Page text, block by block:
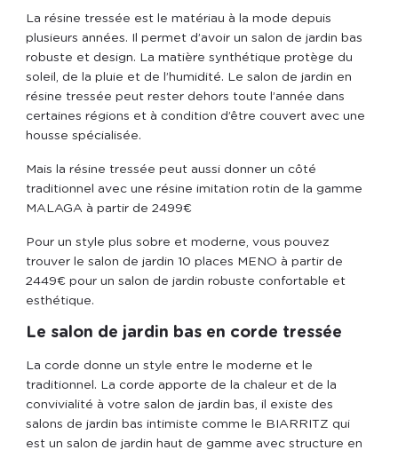
La résine tressée est le matériau à la mode depuis
plusieurs années. Il permet d’avoir un salon de jardin bas
robuste et design. La matière synthétique protège du
soleil, de la pluie et de l’humidité. Le salon de jardin en
résine tressée peut rester dehors toute l’année dans
certaines régions et à condition d’être couvert avec une
housse spécialisée.
Mais la résine tressée peut aussi donner un côté
traditionnel avec une résine imitation rotin de la gamme
MALAGA à partir de 2499€
Pour un style plus sobre et moderne, vous pouvez
trouver le salon de jardin 10 places MENO à partir de
2449€ pour un salon de jardin robuste confortable et
esthétique.
Le salon de jardin bas en corde tressée
La corde donne un style entre le moderne et le
traditionnel. La corde apporte de la chaleur et de la
convivialité à votre salon de jardin bas, il existe des
salons de jardin bas intimiste comme le BIARRITZ qui
est un salon de jardin haut de gamme avec structure en